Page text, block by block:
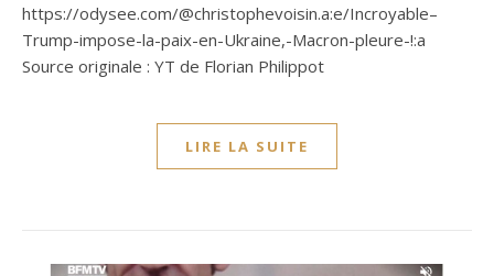
https://odysee.com/@christophevoisin.a:e/Incroyable–
Trump-impose-la-paix-en-Ukraine,-Macron-pleure-!:a
Source originale : YT de Florian Philippot
LIRE LA SUITE